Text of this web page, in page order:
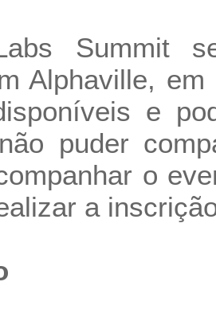
Summit
Alphaville,
e
puder
o
a